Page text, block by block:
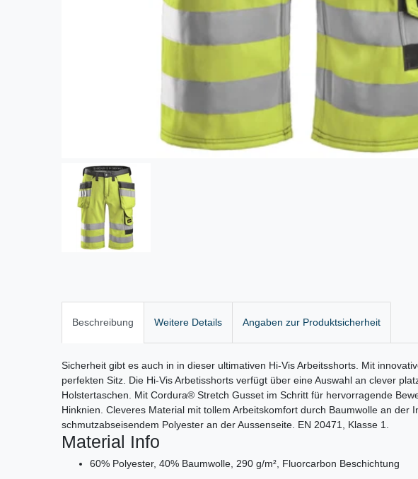
Beschreibung Weitere Details Angaben zur Produktsicherheit
Sicherheit gibt es auch in in dieser ultimativen Hi-Vis Arbeitsshorts. Mit
perfekten Sitz. Die Hi-Vis Arbetisshorts verfügt über eine Auswahl an clever
Holstertaschen. Mit Cordura® Stretch Gusset im Schritt für hervorragende
Hinknien. Cleveres Material mit tollem Arbeitskomfort durch Baumwolle an der
schmutzabseisendem Polyester an der Aussenseite. EN 20471, Klasse 1.
Material Info
60% Polyester, 40% Baumwolle, 290 g/m², Fluorcarbon Beschichtung